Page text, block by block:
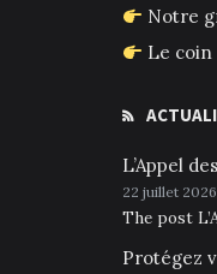
Notre
Le coin
L’Appel
22 juillet 2026
The post
Protégez